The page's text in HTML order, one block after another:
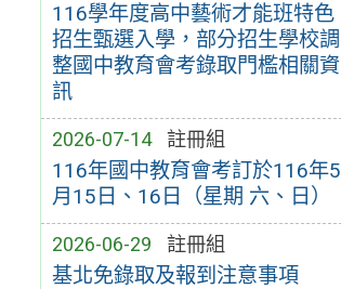
116學年度高中藝術才能班特色
招生甄選入學，部分招生學校調
整國中教育會考錄取門檻相關資
訊
2026-07-14 註冊組
116年國中教育會考訂於116年5
月15日、16日（星期 六、日）
2026-06-29 註冊組
基北免錄取及報到注意事項